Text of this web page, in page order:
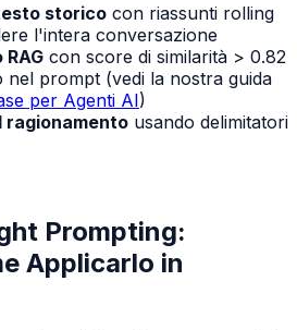
storico con riassunti rolling
l'intera conversazione
con score di similarità > 0.82
nel prompt (vedi la nostra guida
per Agenti AI)
ragionamento usando delimitatori
Prompting:
Applicarlo in